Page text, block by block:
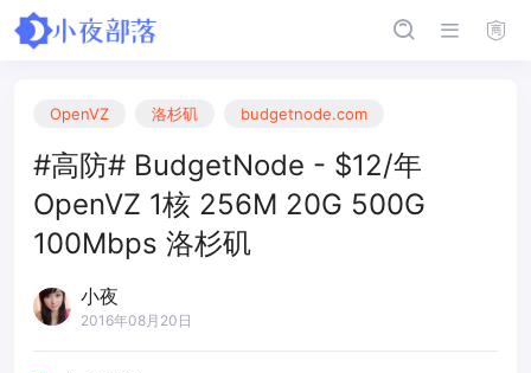
OpenVZ 洛杉矶 budgetnode.com
#高防# BudgetNode - $12/年
OpenVZ 1核 256M 20G 500G
100Mbps 洛杉矶
小夜
2016年08月20日